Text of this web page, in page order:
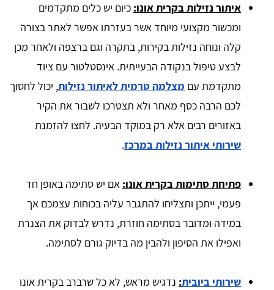
איתור נזילות בקרית אונו: כיום יש כלים מתקדמים
ומכשור מקצועי מיוחד אשר בעזרתו אפשר לאתר בצורה
קלה ונוחה נזילות בקירות, בתקרה וגם ברצפה ולאחר מכן
לבצע טיפול בנקודה הבעייתית. אינסטלטור עם ציוד
מתקדמת עם מצלמה טרמית לאיתור נזילות, יכול לחסוך
לכם הרבה כסף מאחר ולא תצטרכו לשבור את הקיר
באזורים רבים אלא רק במוקד הבעיה. לחצו להזמנת
שירותי איתור נזילות במרכז.
פתיחת סתימות בקרית אונו: אם יש סתימה באופן חד
פעמי, ייתכן ותצליחו להתגבר עליה בכוחות עצמכם אך
במידה ומדובר בסתימה חוזרת, נדרש לבדוק את הצנרת
ואפילו את הסיפון ולהבין מה בדיוק גורם לסתימה.
שירותי ביובית: נדגיש מראש, לא כל שרברב בקרית אונו